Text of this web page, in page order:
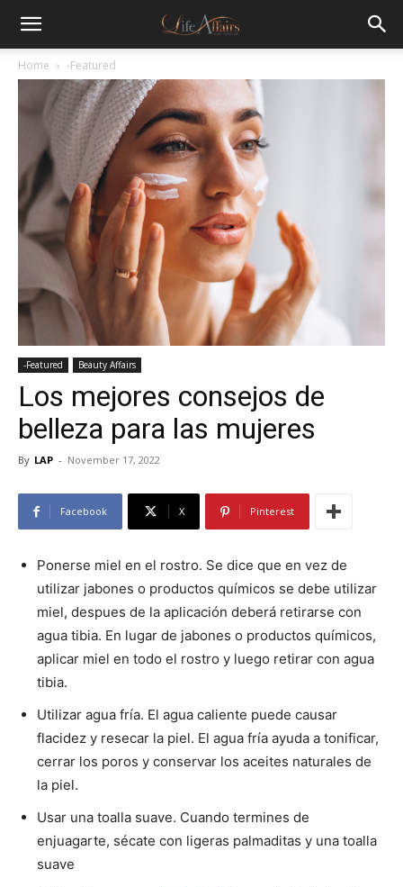
Home -Featured
-Featured Beauty Affairs
Los mejores consejos de
belleza para las mujeres
By LAP - November 17, 2022
Facebook X Pinterest
Ponerse miel en el rostro. Se dice que en vez de
utilizar jabones o productos químicos se debe utilizar
miel, despues de la aplicación deberá retirarse con
agua tibia. En lugar de jabones o productos químicos,
aplicar miel en todo el rostro y luego retirar con agua
tibia.
Utilizar agua fría. El agua caliente puede causar
flacidez y resecar la piel. El agua fría ayuda a tonificar,
cerrar los poros y conservar los aceites naturales de
la piel.
Usar una toalla suave. Cuando termines de
enjuagarte, sécate con ligeras palmaditas y una toalla
suave